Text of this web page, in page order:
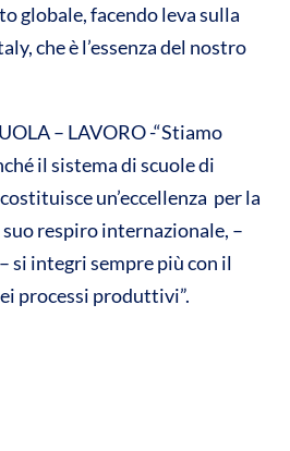
globale, facendo leva sulla
che è l’essenza del nostro
– LAVORO -“Stiamo
il sistema di scuole di
un’eccellenza per la
respiro internazionale, –
si integri sempre più con il
processi produttivi”.